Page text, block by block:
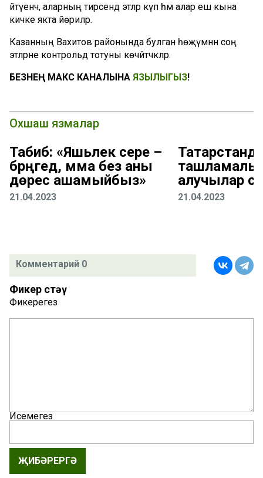
әйтүенчә, аларның тирәсендә этләр күп һәм алар еш кына
кичке якта йөриләр.
Казанның Вахитов районында булган һөҗүмнән соң
этләрне контрольдә тотуны көчәйтәчәкләр.
БЕЗНЕҢ МАКС КАНАЛЫНА ЯЗЫЛЫГЫЗ!
Охшаш язмалар
Табиб: «Яшьлек сере –
бәрәңгедә, әмма без аны
дөрес ашамыйбыз»
21.04.2023
ташламалы
алучылар
21.04.2023
Комментарий 0
Фикер өстәү
Фикерегез
Исемегез
ҖИБӘРЕРГӘ